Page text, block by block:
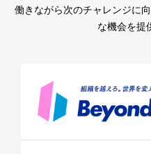
働きながら次のチャレンジに
な機会を提